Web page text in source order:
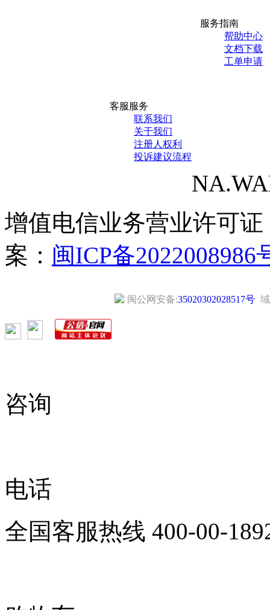
服务指南
帮助中心
文档下载
工单申请
客服服务
联系我们
关于我们
注册人权利
投诉建议流程
增值电信业务营业许可证
案： 闽ICP备2022008986
闽公网安备:35020302028517号
咨询
电话
全国客服热线 400-00-